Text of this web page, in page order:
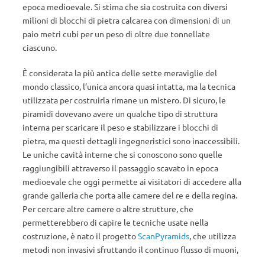
epoca medioevale. Si stima che sia costruita con diversi
milioni di blocchi di pietra calcarea con dimensioni di un
paio metri cubi per un peso di oltre due tonnellate
ciascuno.
È considerata la più antica delle sette meraviglie del
mondo classico, l’unica ancora quasi intatta, ma la tecnica
utilizzata per costruirla rimane un mistero. Di sicuro, le
piramidi dovevano avere un qualche tipo di struttura
interna per scaricare il peso e stabilizzare i blocchi di
pietra, ma questi dettagli ingegneristici sono inaccessibili.
Le uniche cavità interne che si conoscono sono quelle
raggiungibili attraverso il passaggio scavato in epoca
medioevale che oggi permette ai visitatori di accedere alla
grande galleria che porta alle camere del re e della regina.
Per cercare altre camere o altre strutture, che
permetterebbero di capire le tecniche usate nella
costruzione, è nato il progettoScanPyramids, che utilizza
metodi non invasivi sfruttando il continuo flusso di muoni,